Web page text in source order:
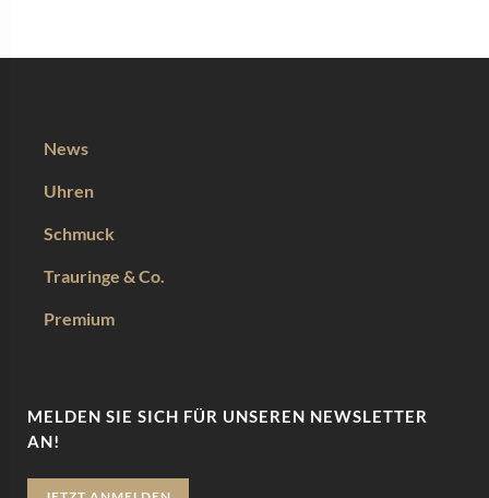
News
Uhren
Schmuck
Trauringe & Co.
Premium
MELDEN SIE SICH FÜR UNSEREN NEWSLETTER
AN!